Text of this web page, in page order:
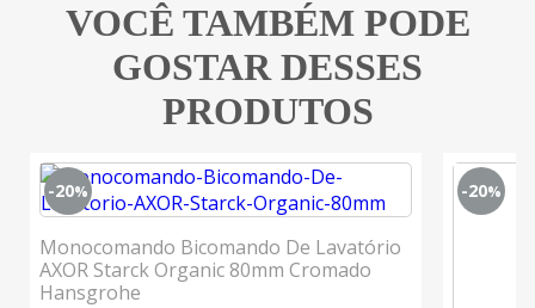
VOCÊ TAMBÉM PODE
GOSTAR DESSES
PRODUTOS
-20%
Monocomando Bicomando De Lavatório
AXOR Starck Organic 80mm Cromado
Hansgrohe
-20%